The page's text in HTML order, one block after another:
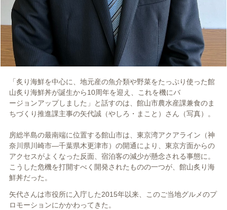
「炙り海鮮を中心に、地元産の魚介類や野菜をたっぷり使った館
山炙り海鮮丼が誕生から10周年を迎え、これを機にバ
ージョンアップしました」と話すのは、館山市農水産課兼食のま
ちづくり推進課主事の矢代誠（やしろ・まこと）さん（写真）。
房総半島の最南端に位置する館山市は、東京湾アクアライン（神
奈川県川崎市―千葉県木更津市）の開通により、東京方面からの
アクセスがよくなった反面、宿泊客の減少が懸念される事態に。
こうした危機を打開すべく開発されたものの一つが、館山炙り海
鮮丼だった。
矢代さんは市役所に入庁した2015年以来、このご当地グルメのプ
ロモーションにかかわってきた。